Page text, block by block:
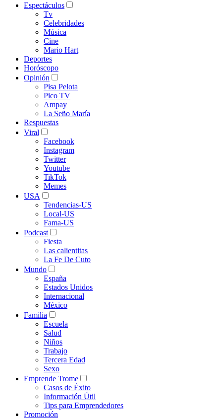
Espectáculos
Tv
Celebridades
Música
Cine
Mario Hart
Deportes
Horóscopo
Opinión
Pisa Pelota
Pico TV
Ampay
La Seño María
Respuestas
Viral
Facebook
Instagram
Twitter
Youtube
TikTok
Memes
USA
Tendencias-US
Local-US
Fama-US
Podcast
Fiesta
Las calientitas
La Fe De Cuto
Mundo
España
Estados Unidos
Internacional
México
Familia
Escuela
Salud
Niños
Trabajo
Tercera Edad
Sexo
Emprende Trome
Casos de Éxito
Información Útil
Tips para Emprendedores
Promoción